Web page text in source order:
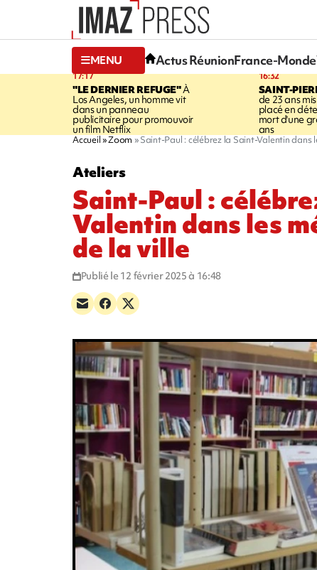
MENU Actus RéunionFrance-Monde
17:17
"LE DERNIER REFUGE"À
Los Angeles, un homme vit
dans un panneau
publicitaire pour promouvoir
un film Netflix
16:32
SAINT-
de 23 ans
placé en
mort d'une
ans
Accueil Zoom Saint-Paul : célébrez la Saint-Valentin dans
Ateliers
Saint-Paul :
Valentin dans les
de la ville
Publié le 12 février 2025 à 16:48